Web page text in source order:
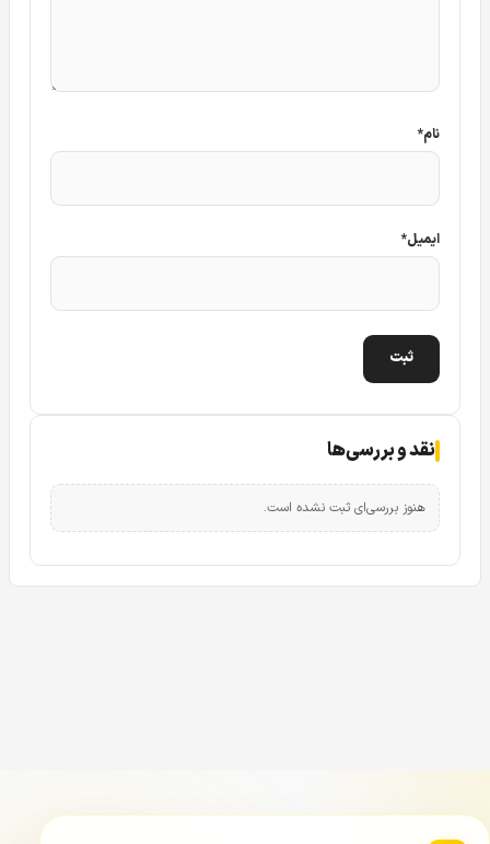
بسیار مناسب است. این دستگاه به‌ویژه برای فضاهای تجاری،
دارند، ایده‌آل می‌باشد.
نقد و بررسی‌ها
هنوز بررسی‌ای ثبت نشده است.
نام*
ایمیل*